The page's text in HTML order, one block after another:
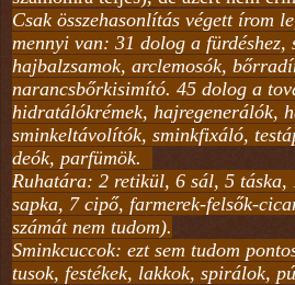
Csak összehasonlítás végett írom
mennyi van: 31 dolog a fürdéshez,
hajbalzsamok, arclemosók,
narancsbőrkisimító. 45 dolog a
hidratálókrémek, hajregenerálók,
sminkeltávolítók, sminkfixáló,
deók, parfümök.
Ruhatára: 2 retikül, 6 sál, 5 táska,
sapka, 7 cipő, farmerek-felsők-
számát nem tudom).
Sminkcuccok: ezt sem tudom
tusok, festékek, lakkok, spirálok,